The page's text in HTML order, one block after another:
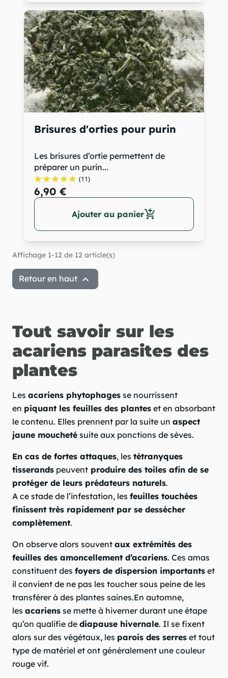
Brisures d'orties pour purin
Les brisures d’ortie permettent de
préparer un purin...
(11)
6,90 €
Ajouter au panieradd_shopping_cart
Affichage 1-12 de 12 article(s)
Retour en haut 
Tout savoir sur les
acariens parasites des
plantes
Les acariens phytophages se nourrissent
en piquant les feuilles des plantes et en absorbant
le contenu. Elles prennent par la suite un aspect
jaune moucheté suite aux ponctions de sèves.
En cas de fortes attaques, les tétranyques
tisserands peuvent produire des toiles afin de se
protéger de leurs prédateurs naturels.
A ce stade de l’infestation, les feuilles touchées
finissent très rapidement par se dessécher
complètement.
On observe alors souvent aux extrémités des
feuilles des amoncellement d’acariens. Ces amas
constituent des foyers de dispersion importants et
il convient de ne pas les toucher sous peine de les
transférer à des plantes saines.En automne,
les acariens se mette à hiverner durant une étape
qu’on qualifie de diapause hivernale. Il se fixent
alors sur des végétaux, les parois des serres et tout
type de matériel et ont généralement une couleur
rouge vif.